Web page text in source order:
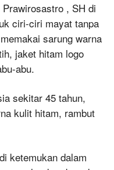
, SH di
ciri-ciri mayat tanpa
sarung warna
jaket hitam logo
abu.
sekitar 45 tahun,
kulit hitam, rambut
ketemukan dalam